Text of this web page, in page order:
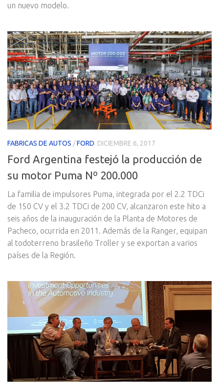
un nuevo modelo.
FABRICAS DE AUTOS /FORD DICIEMBRE 6, 2017
Ford Argentina festejó la producción de
su motor Puma Nº 200.000
La familia de impulsores Puma, integrada por el 2.2 TDCi
de 150 CV y el 3.2 TDCi de 200 CV, alcanzaron este hito a
seis años de la inauguración de la Planta de Motores de
Pacheco, ocurrida en 2011. Además de la Ranger, equipan
al todoterreno brasileño Troller y se exportan a varios
países de la Región.